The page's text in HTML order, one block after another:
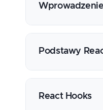
Wprowadzenie
Konfiguracja
Podstawy
Tworzenie,
React Hooks